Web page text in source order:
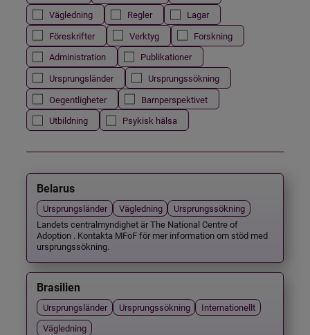
Vägledning
Regler
Lagar
Föreskrifter
Verktyg
Forskning
Administration
Publikationer
Ursprungsländer
Ursprungssökning
Oegentligheter
Barnperspektivet
Utbildning
Psykisk hälsa
Belarus
Ursprungsländer Vägledning
Ursprungssökning
Landets centralmyndighet är The National Centre of
Adoption . Kontakta MFoF för mer information om stöd med
ursprungssökning.
Brasilien
Ursprungsländer Ursprungssökning
Internationellt
Vägledning